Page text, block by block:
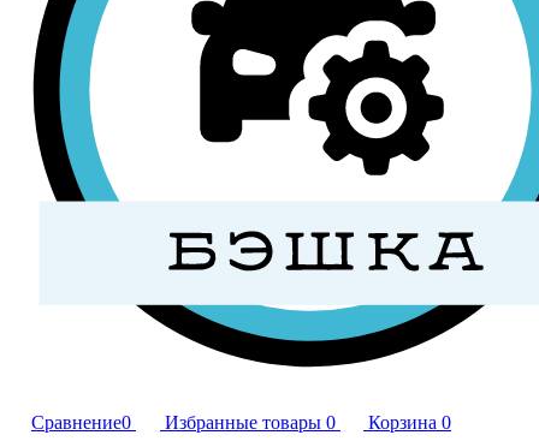
Сравнение0 Избранные товары 0 Корзина 0